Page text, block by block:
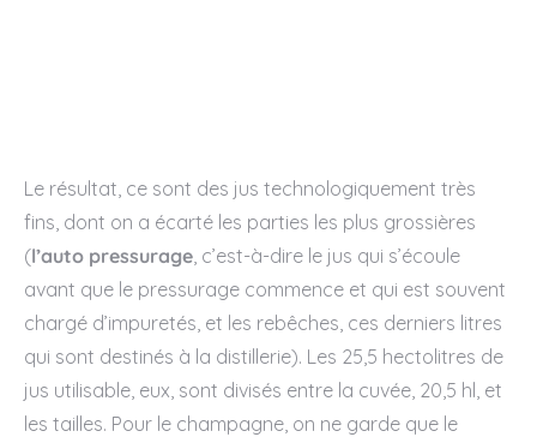
Le résultat, ce sont des jus technologiquement très
fins, dont on a écarté les parties les plus grossières
(l’auto pressurage, c’est-à-dire le jus qui s’écoule
avant que le pressurage commence et qui est souvent
chargé d’impuretés, et les rebêches, ces derniers litres
qui sont destinés à la distillerie). Les 25,5 hectolitres de
jus utilisable, eux, sont divisés entre la cuvée, 20,5 hl, et
les tailles. Pour le champagne, on ne garde que le